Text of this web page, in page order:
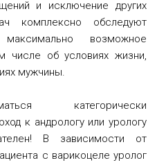
и исключение других
комплексно обследуют
возможное
числе об условиях жизни,
мужчины.
категорически
к андрологу или урологу
В зависимости от
с варикоцеле уролог